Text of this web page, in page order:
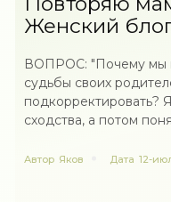
Женский
ВОПРОС: "Почему мы
судьбы своих
подкорректировать?
сходства, а потом
Автор Яков Дата 12-